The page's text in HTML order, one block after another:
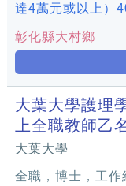
達4萬元或以上）
彰化縣大村鄉
大葉大學護理
上全職教師乙
大葉大學
全職，博士，工作